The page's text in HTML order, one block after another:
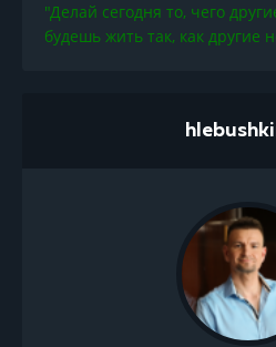
"Делай сегодня то, чего
будешь жить так, как другие